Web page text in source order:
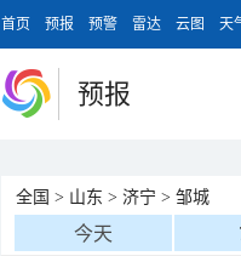
首页 预报 预警 雷达 云图 天
预报
全国 > 山东 > 济宁 > 邹城
今天